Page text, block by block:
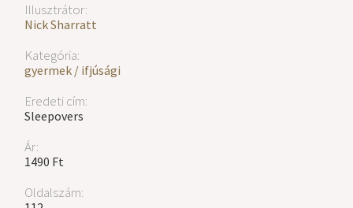
Illusztrátor:
Nick Sharratt
Kategória:
gyermek / ifjúsági
Eredeti cím:
Sleepovers
Ár:
1490 Ft
Oldalszám: